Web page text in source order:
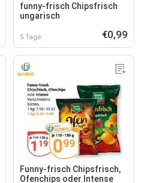
funny-frisch Chipsfrisch
ungarisch
5 Tage €0,99
Funny-frisch Chipsfrisch,
Ofenchips oder Intense